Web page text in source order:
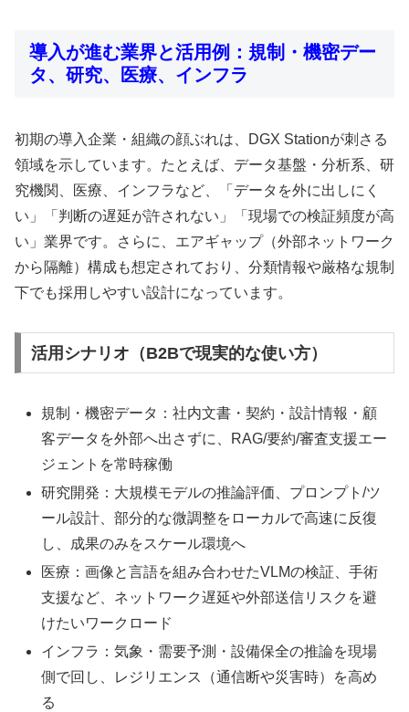
導入が進む業界と活用例：規制・機密デー
タ、研究、医療、インフラ
初期の導入企業・組織の顔ぶれは、DGX Stationが刺さる
領域を示しています。たとえば、データ基盤・分析系、研
究機関、医療、インフラなど、「データを外に出しにく
い」「判断の遅延が許されない」「現場での検証頻度が高
い」業界です。さらに、エアギャップ（外部ネットワーク
から隔離）構成も想定されており、分類情報や厳格な規制
下でも採用しやすい設計になっています。
活用シナリオ（B2Bで現実的な使い方）
規制・機密データ：社内文書・契約・設計情報・顧
客データを外部へ出さずに、RAG/要約/審査支援エー
ジェントを常時稼働
研究開発：大規模モデルの推論評価、プロンプト/ツ
ール設計、部分的な微調整をローカルで高速に反復
し、成果のみをスケール環境へ
医療：画像と言語を組み合わせたVLMの検証、手術
支援など、ネットワーク遅延や外部送信リスクを避
けたいワークロード
インフラ：気象・需要予測・設備保全の推論を現場
側で回し、レジリエンス（通信断や災害時）を高め
る